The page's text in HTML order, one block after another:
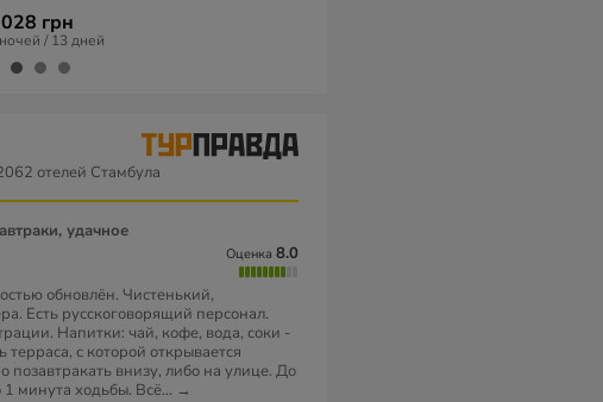
грн
/ 13 дней
отелей Стамбула
Оценка
8.0
обновлён. Чистенький,
Есть русскоговорящий персонал.
Напитки: чай, кофе, вода, соки -
терраса, с которой открывается
внизу, либо на улице. До
1 минута ходьбы. Всё... →